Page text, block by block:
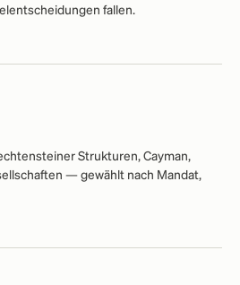
fallen.
Strukturen, Cayman,
— gewählt nach Mandat,